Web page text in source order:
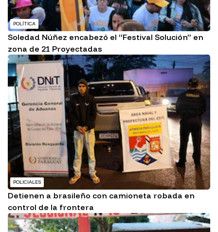
POLÍTICA
Soledad Núñez encabezó el “Festival Solución” en
zona de 21 Proyectadas
POLICIALES
Detienen a brasileño con camioneta robada en
control de la frontera